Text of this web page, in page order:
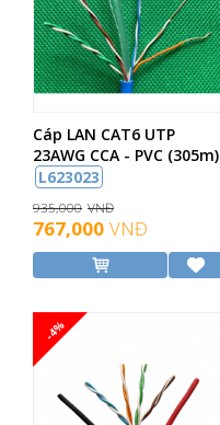
Cáp LAN CAT6 UTP
23AWG CCA - PVC (305m)
L623023
935,000 VNĐ
767,000 VNĐ
-4%